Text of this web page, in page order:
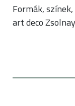
Formák,
art deco